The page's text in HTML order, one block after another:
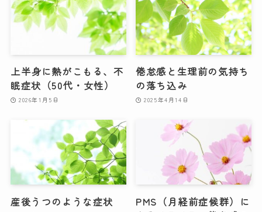
上半身に熱がこもる、不
眠症状（50代・女性）
2026年1月5日
倦怠感と生理前の気持ち
の落ち込み
2025年4月14日
産後うつのような症状
PMS（月経前症候群）に